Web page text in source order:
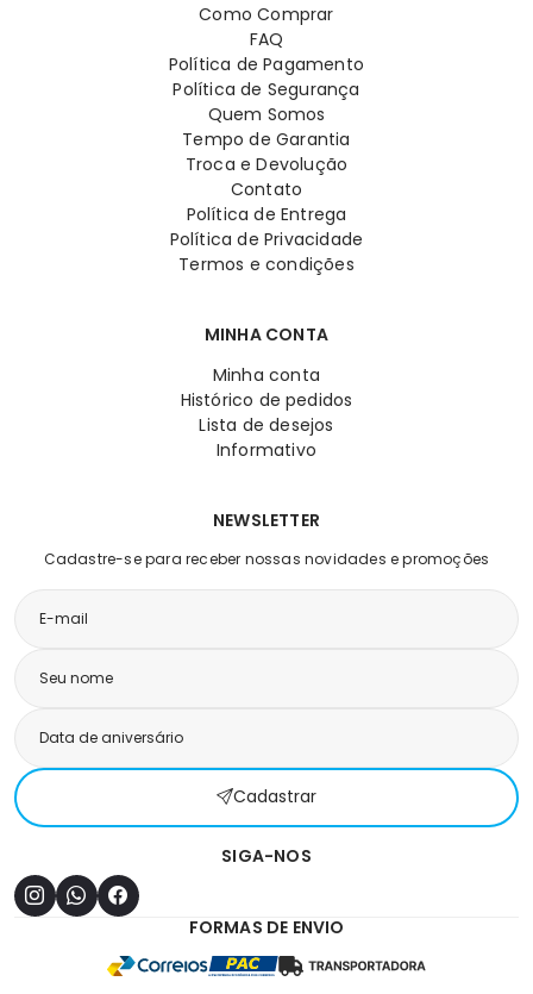
Como Comprar
FAQ
Política de Pagamento
Política de Segurança
Quem Somos
Tempo de Garantia
Troca e Devolução
Contato
Política de Entrega
Política de Privacidade
Termos e condições
MINHA CONTA
Minha conta
Histórico de pedidos
Lista de desejos
Informativo
NEWSLETTER
Cadastre-se para receber nossas novidades e promoções
Cadastrar
SIGA-NOS
FORMAS DE ENVIO